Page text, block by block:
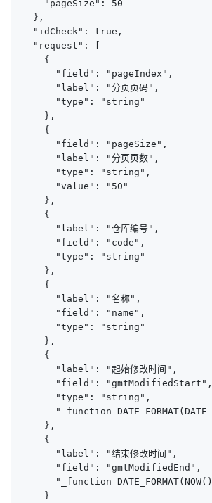
    "pageSize": 50
  },
  "idCheck": true,
  "request": [
    {
      "field": "pageIndex",
      "label": "分页页码",
      "type": "string"
    },
    {
      "field": "pageSize",
      "label": "分页页数",
      "type": "string",
      "value": "50"
    },
    {
      "label": "仓库编号",
      "field": "code",
      "type": "string"
    },
    {
      "label": "名称",
      "field": "name",
      "type": "string"
    },
    {
      "label": "起始修改时间",
      "field": "gmtModifiedStart",
      "type": "string",
"_function
    },
    {
      "label": "结束修改时间",
      "field": "gmtModifiedEnd",
"_function
    }